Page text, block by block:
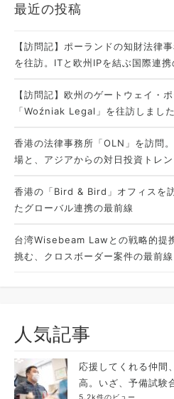
最近の投稿
【訪問記】ポーランドの知財法律
を往訪。ITと欧州IPを結ぶ国際連携
【訪問記】欧州のゲートウェイ・
「Woźniak Legal」を往訪しました
香港の法律事務所「OLN」を訪問
場と、アジアからの対日投資トレン
香港の「Bird & Bird」オフィスを
たグローバル連携の最前線
台湾Wisebeam Lawとの戦略的提
挑む、クロスボーダー案件の最前線
人気記事
応援してくれる仲間
高。いざ、予備試験